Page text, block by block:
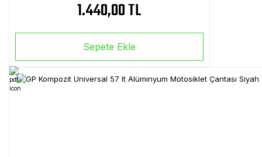
1.440,00 TL
Sepete Ekle